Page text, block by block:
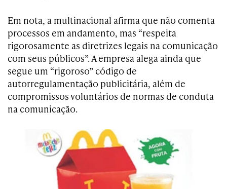
Em nota, a multinacional afirma que não comenta
processos em andamento, mas “respeita
rigorosamente as diretrizes legais na comunicação
com seus públicos”. A empresa alega ainda que
segue um “rigoroso” código de
autorregulamentação publicitária, além de
compromissos voluntários de normas de conduta
na comunicação.